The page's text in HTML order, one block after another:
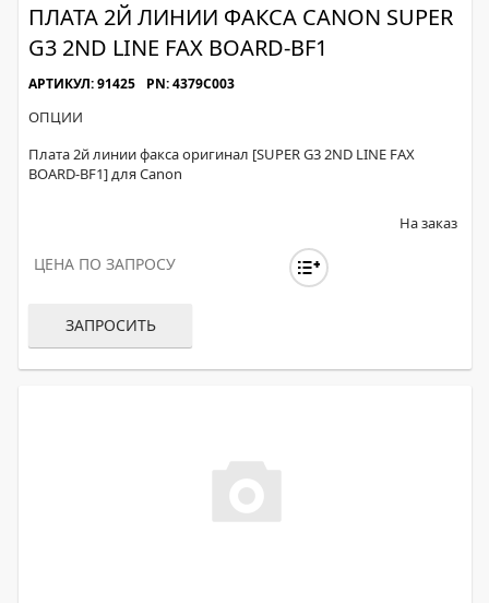
ПЛАТА 2Й ЛИНИИ ФАКСА CANON SUPER
G3 2ND LINE FAX BOARD-BF1
АРТИКУЛ: 91425 PN: 4379C003
ОПЦИИ
Плата 2й линии факса оригинал [SUPER G3 2ND LINE FAX
BOARD-BF1] для Canon
На заказ
ЦЕНА ПО ЗАПРОСУ
ЗАПРОСИТЬ